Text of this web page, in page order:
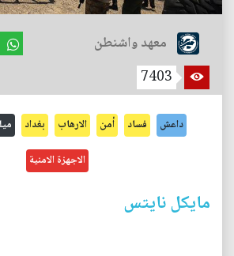
معهد واشنطن
7403
داعش فساد أمن الارهاب بغداد
الاجهزة الامنية
مايكل نايتس